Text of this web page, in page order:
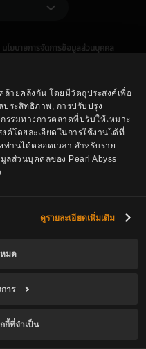
ล้ายคลึงกัน โดยมีวัตถุประสงค์เพื่อ
ประสิทธิภาพ, การปรับปรุง
รมทางการตลาดที่ปรับให้เหมาะ
ค์โดยละเอียดในการใช้งานได้ที่
านได้ตลอดเวลา สำหรับราย
ลส่วนบุคคลของ Pearl Abyss
ดูรายละเอียดเพิ่มเติม
มด
าร
กี้ที่จำเป็น
นโยบายการจัดการข้อมูลส่วนบุคคล
ส่วนบุคคล